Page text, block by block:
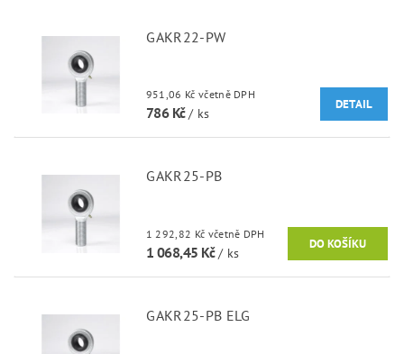
GAKR22-PW
951,06 Kč včetně DPH
786 Kč/ ks
DETAIL
GAKR25-PB
1 292,82 Kč včetně DPH
1 068,45 Kč/ ks
GAKR25-PB ELG